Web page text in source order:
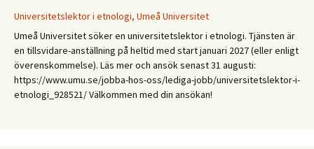
2027.
expertis
och
erfarenhet:
Etnologiska
och
Universitetslektor i etnologi, Umeå Universitet
Umeå Universitet söker en universitetslektor i etnologi. Tjänsten är
en tillsvidare-anställning på heltid med start januari 2027 (eller enligt
överenskommelse). Läs mer och ansök senast 31 augusti:
https://www.umu.se/jobba-hos-oss/lediga-jobb/universitetslektor-i-
etnologi_928521/ Välkommen med din ansökan!